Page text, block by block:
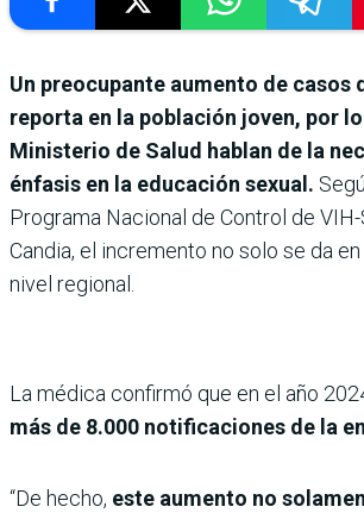
Un preocupante aumento de casos
reporta en la población joven, por lo
Ministerio de Salud hablan de la
énfasis en la educación sexual.
Programa Nacional de Control de VIH-
Candia, el incremento no solo se da
nivel regional.
La médica confirmó que en el año
más de 8.000 notificaciones de la
“De hecho, este aumento no